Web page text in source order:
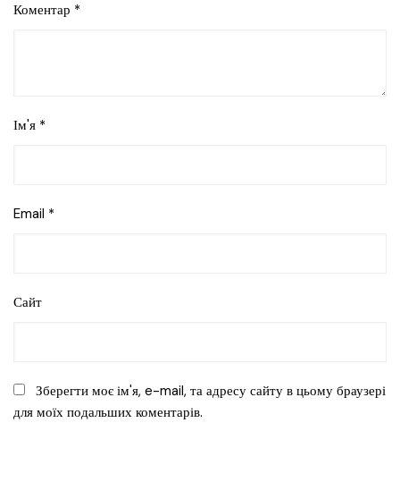
Коментар *
Ім'я *
Email *
Сайт
Зберегти моє ім'я, e-mail, та адресу сайту в цьому браузері
для моїх подальших коментарів.